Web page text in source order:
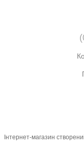
Інтернет-магазин